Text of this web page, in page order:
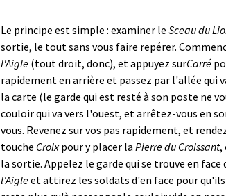
Le principe est simple : examiner le Sceau du
sortie, le tout sans vous faire repérer.
l'Aigle (tout droit, donc), et appuyez surCarré
rapidement en arrière et passez par l'allée qui
la carte (le garde qui est resté à son poste ne
couloir qui va vers l'ouest, et arrêtez-vous en
vous. Revenez sur vos pas rapidement, et
touche Croixpour y placer la Pierre du Croissant,
la sortie. Appelez le garde qui se trouve en face
l'Aigleet attirez les soldats d'en face pour